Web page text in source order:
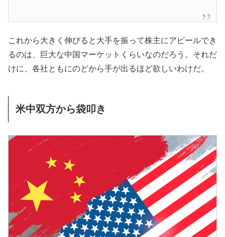
これから大きく伸びると大手を振って株主にアピールでき
るのは、巨大な中国マーケットくらいなのだろう。それだ
けに、各社ともにのどから手が出るほど欲しいわけだ。
米中双方から袋叩き